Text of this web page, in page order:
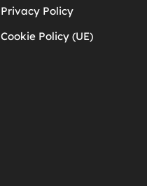
Privacy Policy
Cookie Policy (UE)